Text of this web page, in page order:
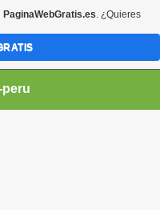
PaginaWebGratis.es. ¿Quieres